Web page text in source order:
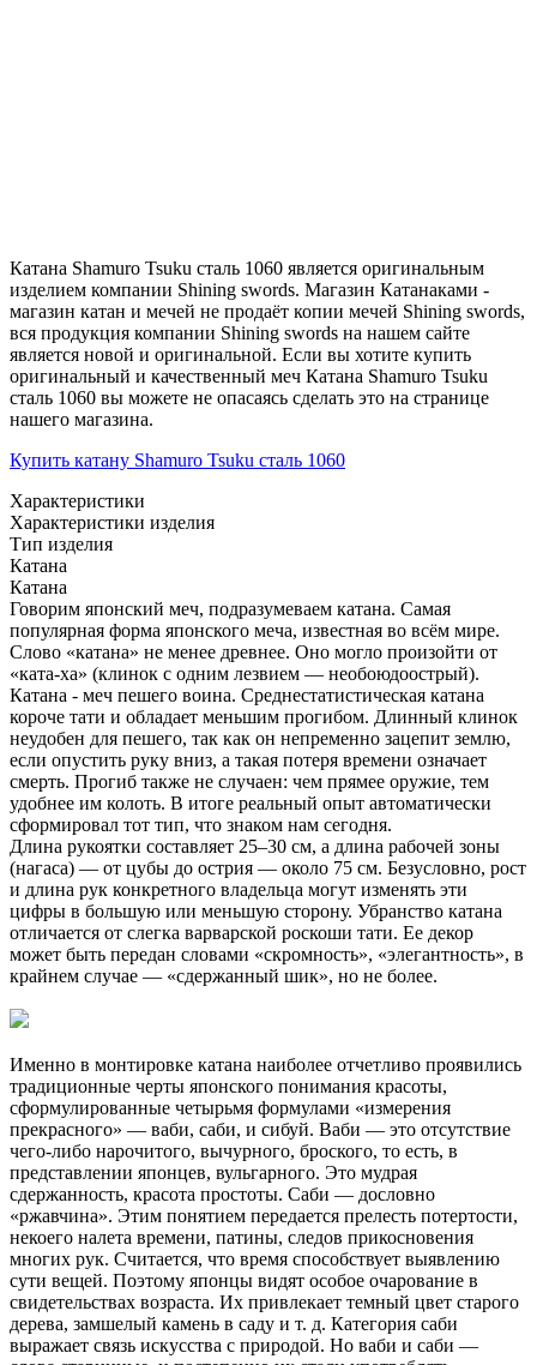
Катана Shamuro Tsuku сталь 1060 является оригинальным
изделием компании Shining swords. Магазин Катанаками -
магазин катан и мечей не продаёт копии мечей Shining swords,
вся продукция компании Shining swords на нашем сайте
является новой и оригинальной. Если вы хотите купить
оригинальный и качественный меч Катана Shamuro Tsuku
сталь 1060 вы можете не опасаясь сделать это на странице
нашего магазина.
Купить катану Shamuro Tsuku сталь 1060
Характеристики
Характеристики изделия
Тип изделия
Катана
Катана
Говорим японский меч, подразумеваем катана. Самая
популярная форма японского меча, известная во всём мире.
Слово «катана» не менее древнее. Оно могло произойти от
«ката-ха» (клинок с одним лезвием — необоюдоострый).
Катана - меч пешего воина. Среднестатистическая катана
короче тати и обладает меньшим прогибом. Длинный клинок
неудобен для пешего, так как он непременно зацепит землю,
если опустить руку вниз, а такая потеря времени означает
смерть. Прогиб также не случаен: чем прямее оружие, тем
удобнее им колоть. В итоге реальный опыт автоматически
сформировал тот тип, что знаком нам сегодня.
Длина рукоятки составляет 25–30 см, а длина рабочей зоны
(нагаса) — от цубы до острия — около 75 см. Безусловно, рост
и длина рук конкретного владельца могут изменять эти
цифры в большую или меньшую сторону. Убранство катана
отличается от слегка варварской роскоши тати. Ее декор
может быть передан словами «скромность», «элегантность», в
крайнем случае — «сдержанный шик», но не более.
Именно в монтировке катана наиболее отчетливо проявились
традиционные черты японского понимания красоты,
сформулированные четырьмя формулами «измерения
прекрасного» — ваби, саби, и сибуй. Ваби — это отсутствие
чего-либо нарочитого, вычурного, броского, то есть, в
представлении японцев, вульгарного. Это мудрая
сдержанность, красота простоты. Саби — дословно
«ржавчина». Этим понятием передается прелесть потертости,
некоего налета времени, патины, следов прикосновения
многих рук. Считается, что время способствует выявлению
сути вещей. Поэтому японцы видят особое очарование в
свидетельствах возраста. Их привлекает темный цвет старого
дерева, замшелый камень в саду и т. д. Категория саби
выражает связь искусства с природой. Но ваби и саби —